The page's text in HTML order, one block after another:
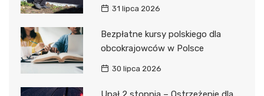
31 lipca 2026
Bezpłatne kursy polskiego dla
obcokrajowców w Polsce
30 lipca 2026